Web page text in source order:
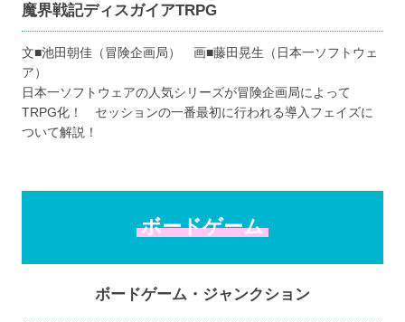
魔界戦記ディスガイアTRPG
文■池田朝佳（冒険企画局） 画■藤田晃生（日本一ソフトウェ
ア）
日本一ソフトウェアの人気シリーズが冒険企画局によって
TRPG化！ セッションの一番最初に行われる導入フェイズに
ついて解説！
ボードゲーム
ボードゲーム・ジャンクション